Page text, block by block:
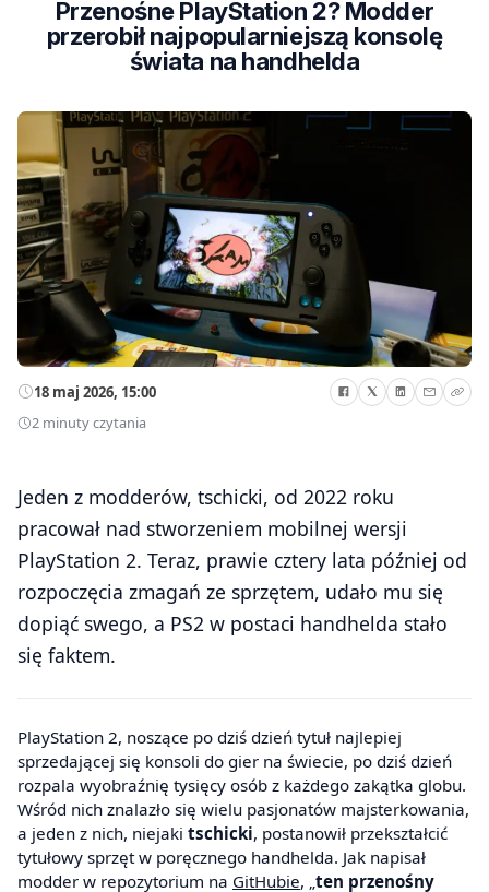
Przenośne PlayStation 2? Modder
przerobił najpopularniejszą konsolę
świata na handhelda
18 maj 2026, 15:00
2 minuty czytania
Jeden z modderów, tschicki, od 2022 roku
pracował nad stworzeniem mobilnej wersji
PlayStation 2. Teraz, prawie cztery lata później od
rozpoczęcia zmagań ze sprzętem, udało mu się
dopiąć swego, a PS2 w postaci handhelda stało
się faktem.
PlayStation 2, noszące po dziś dzień tytuł najlepiej
sprzedającej się konsoli do gier na świecie, po dziś dzień
rozpala wyobraźnię tysięcy osób z każdego zakątka globu.
Wśród nich znalazło się wielu pasjonatów majsterkowania,
a jeden z nich, niejaki tschicki, postanowił przekształcić
tytułowy sprzęt w poręcznego handhelda. Jak napisał
modder w repozytorium na GitHubie, „ten przenośny